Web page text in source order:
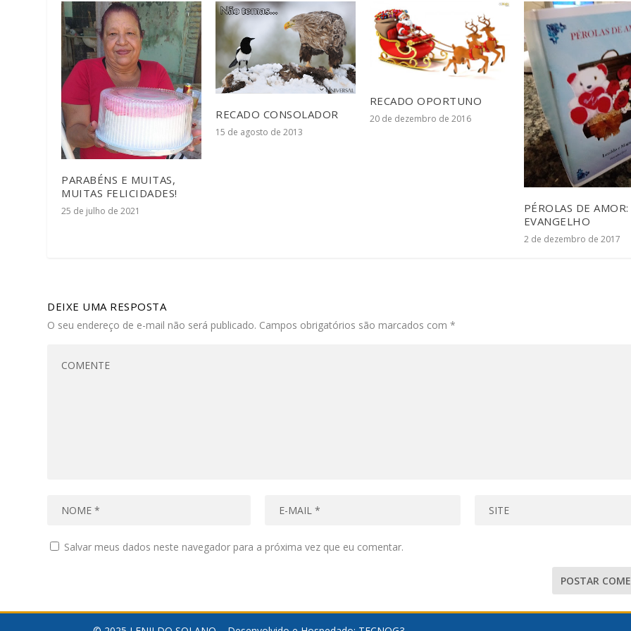
PARABÉNS E MUITAS,
MUITAS FELICIDADES!
25 de julho de 2021
RECADO CONSOLADOR
15 de agosto de 2013
RECADO OPORTUNO
20 de dezembro de 2016
PÉROLAS DE
EVANGELHO
2 de dezembro de 2017
DEIXE UMA RESPOSTA
O seu endereço de e-mail não será publicado. Campos obrigatórios são marcados com*
Salvar meus dados neste navegador para a próxima vez que eu comentar.